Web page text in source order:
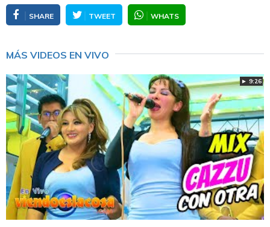
SHARE TWEET WHATS
MÁS VIDEOS EN VIVO
► 9:26